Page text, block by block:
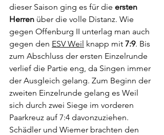
dieser Saison ging es für die ersten
Herren über die volle Distanz. Wie
gegen Offenburg II unterlag man auch
gegen den ESV Weil knapp mit 7:9. Bis
zum Abschluss der ersten Einzelrunde
verlief die Partie eng, da Singen immer
der Ausgleich gelang. Zum Beginn der
zweiten Einzelrunde gelang es Weil
sich durch zwei Siege im vorderen
Paarkreuz auf 7:4 davonzuziehen.
Schädler und Wiemer brachten den